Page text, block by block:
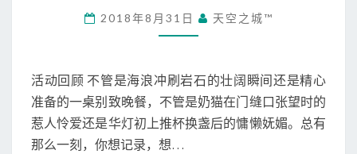
及
规
“
留
这
一
刻
”
活
2018年8月31日 天空之城™
活动回顾 不管是海浪冲刷岩石的壮阔瞬间还是精心
准备的一桌别致晚餐，不管是奶猫在门缝口张望时的
惹人怜爱还是华灯初上推杯换盏后的慵懒妩媚。总有
那么一刻，你想记录，想…